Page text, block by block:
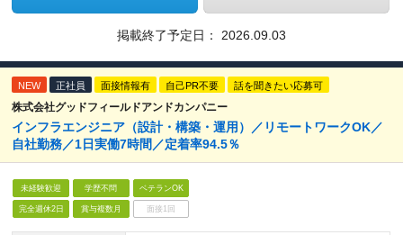
掲載終了予定日： 2026.09.03
NEW 正社員 面接情報有 自己PR不要 話を聞きたい応募可
株式会社グッドフィールドアンドカンパニー
インフラエンジニア（設計・構築・運用）／リモートワークOK／
自社勤務／1日実働7時間／定着率94.5％
未経験歓迎 学歴不問 ベテランOK
完全週休2日 賞与複数月 面接1回